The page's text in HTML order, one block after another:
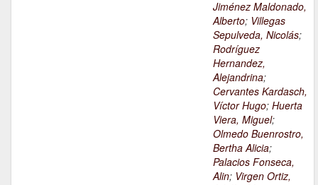
Jiménez Maldonado,
Alberto; Villegas
Sepulveda, Nicolás;
Rodríguez
Hernandez,
Alejandrina;
Cervantes Kardasch,
Víctor Hugo; Huerta
Viera, Miguel;
Olmedo Buenrostro,
Bertha Alicia;
Palacios Fonseca,
Alin; Virgen Ortiz,